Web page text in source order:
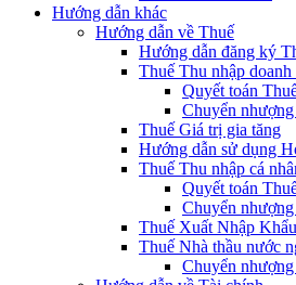
Hướng dẫn khác
Hướng dẫn về Thuế
Hướng dẫn đăng ký
Thuế Thu nhập doanh
Quyết toán
Chuyển
Thuế Giá trị gia tăng
Hướng dẫn sử dụng
Thuế Thu nhập cá
Quyết toán
Chuyển
Thuế Xuất Nhập Khẩu
Thuế Nhà thầu nước
Chuyển